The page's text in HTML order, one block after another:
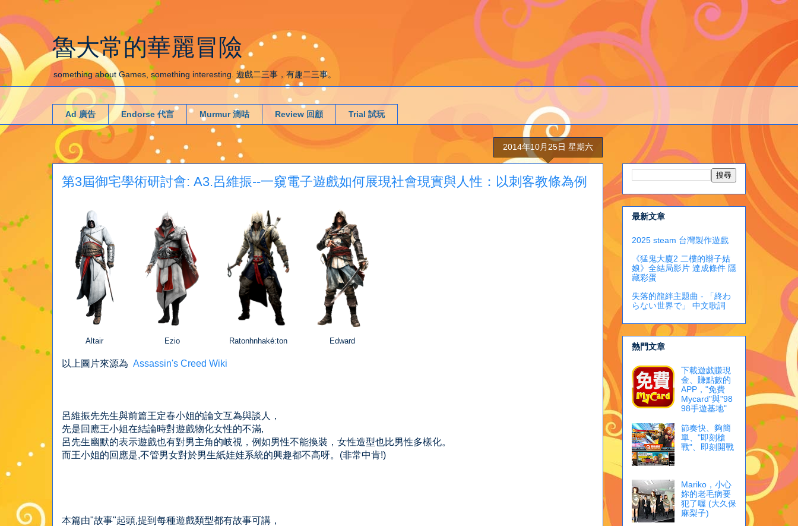
魯大常的華麗冒險
something about Games, something interesting. 遊戲二三事，有趣二三事。
Ad 廣告 Endorse 代言 Murmur 滴咕 Review 回顧 Trial 試玩
2014年10月25日 星期六
第3屆御宅學術研討會: A3.呂維振--一窺電子遊戲如何展現社會現實與人性：以刺客教條為例
Altair Ezio Ratonhnhaké:ton Edward
以上圖片來源為 Assassin's Creed Wiki
呂維振先先生與前篇王定春小姐的論文互為與談人，
先是回應王小姐在結論時對遊戲物化女性的不滿,
呂先生幽默的表示遊戲也有對男主角的岐視，例如男性不能換裝，女性造型也比男性多樣化。
而王小姐的回應是,不管男女對於男生紙娃娃系統的興趣都不高呀。(非常中肯!)
本篇由"故事"起頭,提到每種遊戲類型都有故事可講，
最新文章
2025 steam 台灣製作遊戲
《猛鬼大廈2 二樓的辮子姑
娘》全結局影片 達成條件 隱
藏彩蛋
失落的龍絆主題曲 - 「終わ
らない世界で」 中文歌詞
熱門文章
下載遊戯賺現
金、賺點數的
APP，"免費
Mycard"與"98
98手遊基地"
節奏快、夠簡
單、"即刻槍
戰"、即刻開戰
Mariko，小心
妳的老毛病要
犯了喔 (大久保
麻梨子)